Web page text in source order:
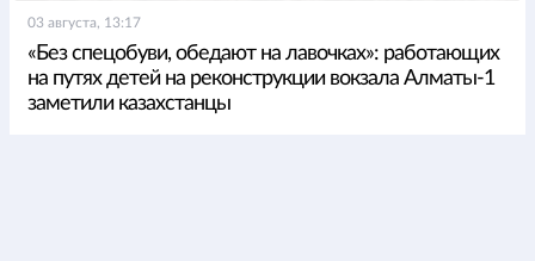
03 августа, 13:17
«Без спецобуви, обедают на лавочках»: работающих
на путях детей на реконструкции вокзала Алматы-1
заметили казахстанцы